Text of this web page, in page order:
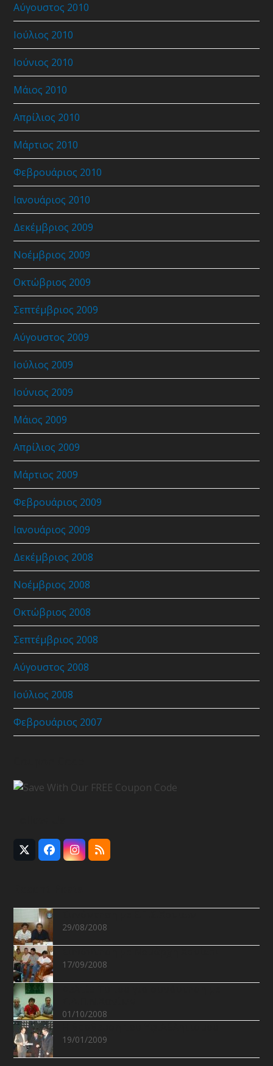
Αύγουστος 2010
Ιούλιος 2010
Ιούνιος 2010
Μάιος 2010
Απρίλιος 2010
Μάρτιος 2010
Φεβρουάριος 2010
Ιανουάριος 2010
Δεκέμβριος 2009
Νοέμβριος 2009
Οκτώβριος 2009
Σεπτέμβριος 2009
Αύγουστος 2009
Ιούλιος 2009
Ιούνιος 2009
Μάιος 2009
Απρίλιος 2009
Μάρτιος 2009
Φεβρουάριος 2009
Ιανουάριος 2009
Δεκέμβριος 2008
Νοέμβριος 2008
Οκτώβριος 2008
Σεπτέμβριος 2008
Αύγουστος 2008
Ιούλιος 2008
Φεβρουάριος 2007
Twitter
(deprecated)
Facebook
Instagram
RSS
29/08/2008
17/09/2008
01/10/2008
19/01/2009